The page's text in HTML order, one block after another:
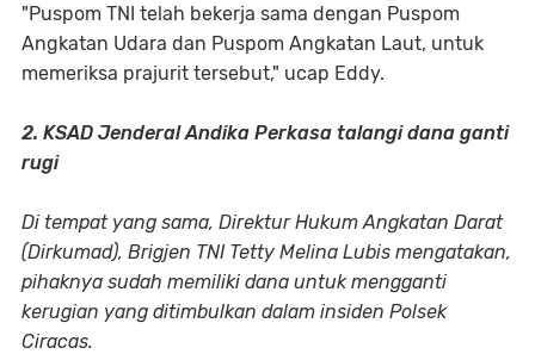
"Puspom TNI telah bekerja sama dengan Puspom
Angkatan Udara dan Puspom Angkatan Laut, untuk
memeriksa prajurit tersebut," ucap Eddy.
2. KSAD Jenderal Andika Perkasa talangi dana ganti
rugi
Di tempat yang sama, Direktur Hukum Angkatan Darat
(Dirkumad), Brigjen TNI Tetty Melina Lubis mengatakan,
pihaknya sudah memiliki dana untuk mengganti
kerugian yang ditimbulkan dalam insiden Polsek
Ciracas.